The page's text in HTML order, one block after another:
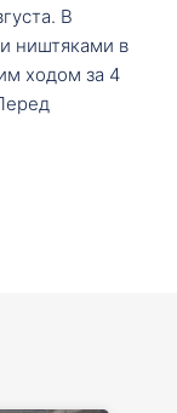
В
ништяками в
ходом за 4